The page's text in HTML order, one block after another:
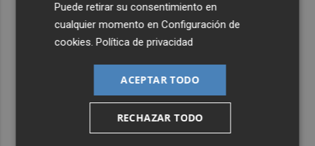
Puede retirar su consentimiento en
cualquier momento enConfiguración de
cookies.Política de privacidad
ACEPTAR TODO
RECHAZAR TODO